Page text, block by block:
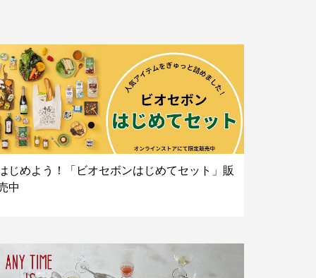
じめよう！「ビオセボンはじめてセット」販
中